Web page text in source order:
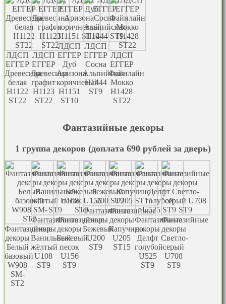
ЛДСП
EГГЕР
Древесина
белая
Н1122
ST22
ЛДСП
EГГЕР
Древесина
графит
H1123
ST22
ЛДСП
EГГЕР
Дуб
Аризона
коричневый
H1151
ST10
ЛДСП
EГГЕР
Сосна
Альпийская
Н1444
ST9
ЛДСП
EГГЕР
Файнлайн
Мокко
H1428
ST22
Фантазийные декоры
1 группа декоров (доплата 690 рублей за дверь)
Фантазийные
декоры
Белый
базовый
W908
SM-
ST2
Фантазийные
декоры
Ванильный
жёлтый
U108
ST9
Фантазийные
декоры
Бежевый
песок
U156
ST9
Фантазийные
декоры
Бежевый
U200
ST9
Фантазийные
декоры
Капучино
U205
ST15
Фантазийные
декоры
Делфт
голубой
U525
ST9
Фантазийные
декоры
Светло-
серый
U708
ST9